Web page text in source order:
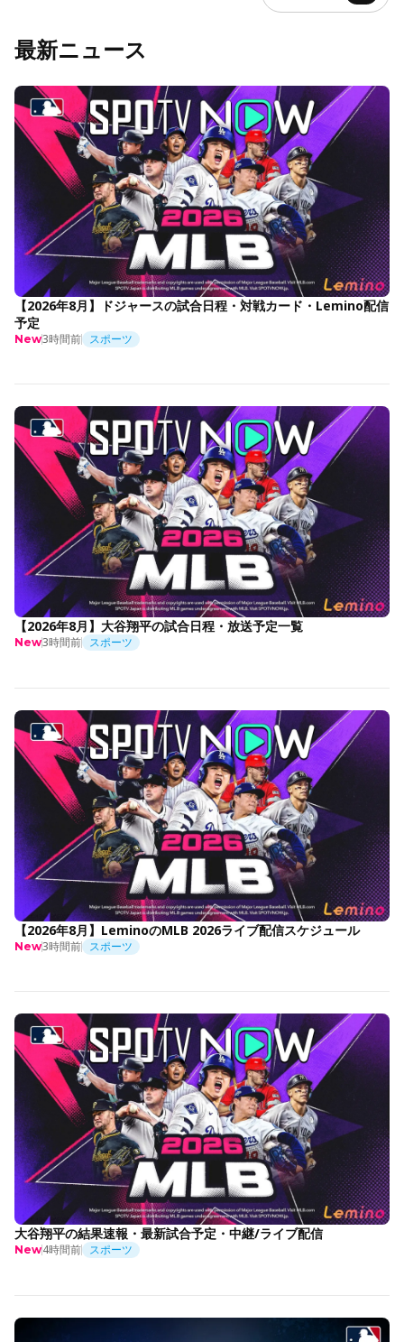
最新ニュース
【2026年8月】ドジャースの試合日程・対戦カード・Lemino配信
予定
New3時間前 スポーツ
【2026年8月】大谷翔平の試合日程・放送予定一覧
New3時間前 スポーツ
【2026年8月】LeminoのMLB 2026ライブ配信スケジュール
New3時間前 スポーツ
大谷翔平の結果速報・最新試合予定・中継/ライブ配信
New4時間前 スポーツ